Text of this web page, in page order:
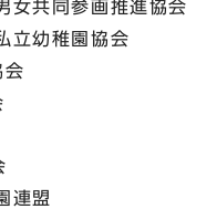
女共同参画推進協会
立幼稚園協会
会
連盟